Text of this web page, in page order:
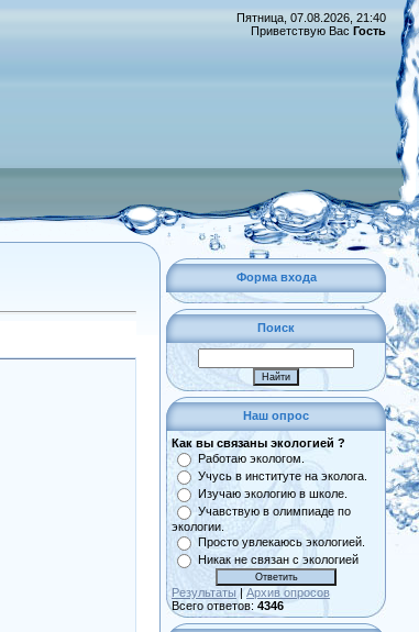
Пятница, 07.08.2026, 21:40
Приветствую Вас Гость
Форма входа
Поиск
Наш опрос
Как вы связаны экологией ?
Работаю экологом.
Учусь в институте на эколога.
Изучаю экологию в школе.
Учавствую в олимпиаде по
экологии.
Просто увлекаюсь экологией.
Никак не связан с экологией
Результаты | Архив опросов
Всего ответов: 4346